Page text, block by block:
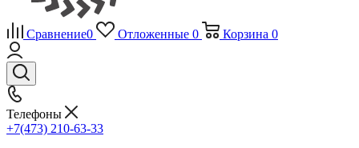
Сравнение0 Отложенные 0 Корзина 0
Телефоны
+7(473) 210-63-33